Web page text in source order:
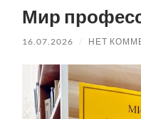
Мир
16.07.2026 / НЕТ